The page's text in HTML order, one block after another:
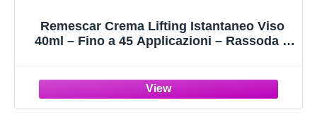
Remescar Crema Lifting Istantaneo Viso
40ml – Fino a 45 Applicazioni – Rassoda e